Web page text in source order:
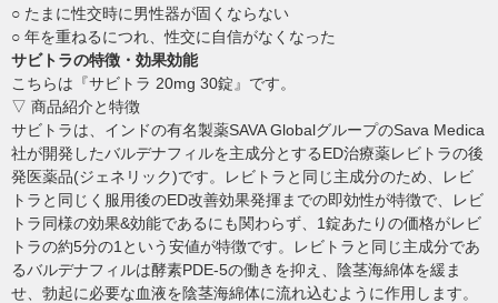
○ たまに性交時に男性器が固くならない
○ 年を重ねるにつれ、性交に自信がなくなった
サビトラの特徴・効果効能
こちらは『サビトラ 20mg 30錠』です。
▽ 商品紹介と特徴
サビトラは、インドの有名製薬SAVA GlobalグループのSava Medica
社が開発したバルデナフィルを主成分とするED治療薬レビトラの後
発医薬品(ジェネリック)です。レビトラと同じ主成分のため、レビ
トラと同じく服用後のED改善効果発揮までの即効性が特徴で、レビ
トラ同様の効果&効能であるにも関わらず、1錠あたりの価格がレビ
トラの約5分の1という安値が特徴です。レビトラと同じ主成分であ
るバルデナフィルは酵素PDE-5の働きを抑え、陰茎海綿体を緩ま
せ、勃起に必要な血液を陰茎海綿体に流れ込むように作用します。